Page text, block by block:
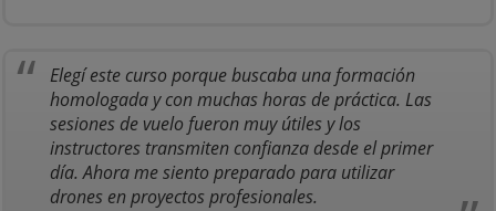
Elegí este curso porque buscaba una formación
homologada y con muchas horas de práctica. Las
sesiones de vuelo fueron muy útiles y los
instructores transmiten confianza desde el primer
día. Ahora me siento preparado para utilizar
drones en proyectos profesionales.